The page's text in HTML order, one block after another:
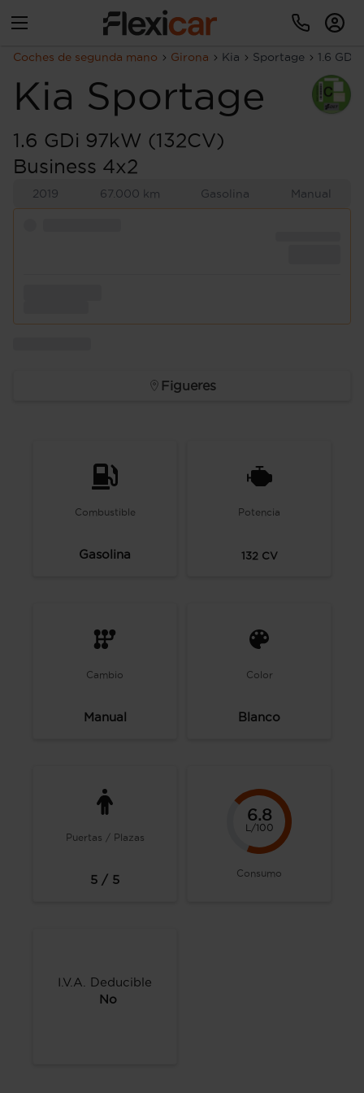
Coches de segunda mano Girona Kia Sportage 1.6 GDi
Kia Sportage
1.6 GDi 97kW (132CV)
Business 4x2
2019 67.000 km Gasolina Manual
Figueres
Combustible
Gasolina
Potencia
132 CV
Cambio
Manual
Color
Blanco
Puertas / Plazas
5 / 5
6.8
L/100
Consumo
I.V.A. Deducible
No